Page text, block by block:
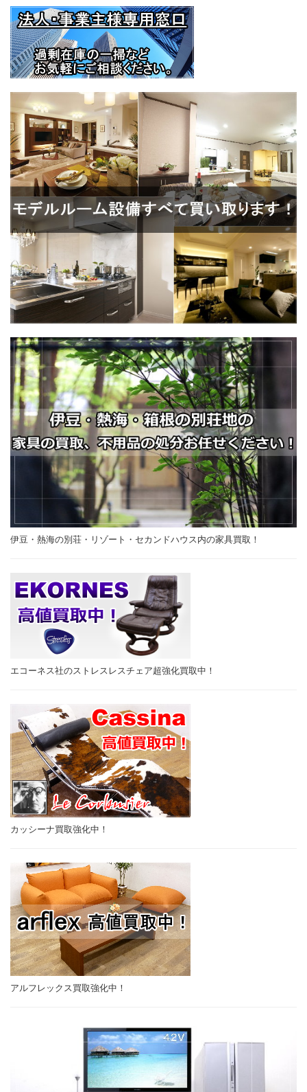
伊豆・熱海の別荘・リゾート・セカンドハウス内の家具買取！
エコーネス社のストレスレスチェア超強化買取中！
カッシーナ買取強化中！
アルフレックス買取強化中！